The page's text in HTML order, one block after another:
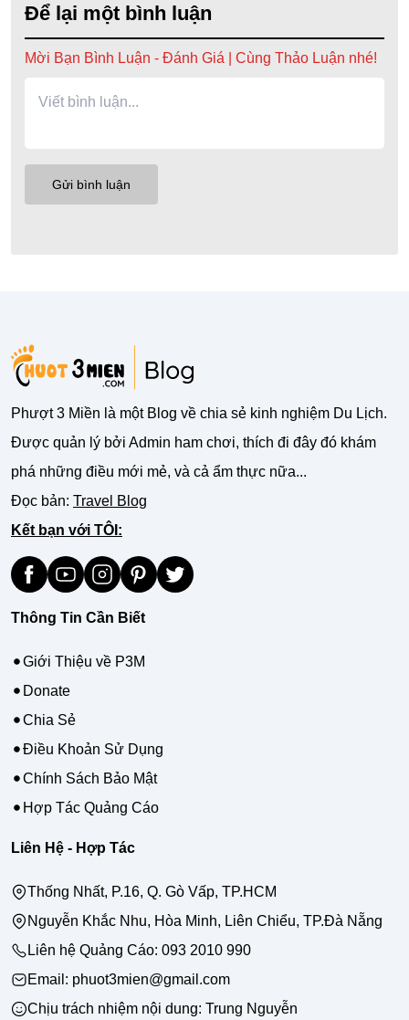
Để lại một bình luận
Mời Bạn Bình Luận - Đánh Giá | Cùng Thảo Luận nhé!
Phượt 3 Miền là một Blog về chia sẻ kinh nghiệm Du Lịch.
Được quản lý bởi Admin ham chơi, thích đi đây đó khám
phá những điều mới mẻ, và cả ẩm thực nữa...
Đọc bản: Travel Blog
Kết bạn với TÔI:
Thông Tin Cần Biết
Giới Thiệu về P3M
Donate
Chia Sẻ
Điều Khoản Sử Dụng
Chính Sách Bảo Mật
Hợp Tác Quảng Cáo
Liên Hệ - Hợp Tác
Thống Nhất, P.16, Q. Gò Vấp, TP.HCM
Nguyễn Khắc Nhu, Hòa Minh, Liên Chiểu, TP.Đà Nẵng
Liên hệ Quảng Cáo: 093 2010 990
Email: phuot3mien@gmail.com
Chịu trách nhiệm nội dung: Trung Nguyễn